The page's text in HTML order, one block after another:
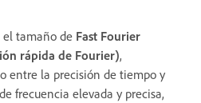
el tamaño de Fast Fourier
rápida de Fourier),
entre la precisión de tiempo y
frecuencia elevada y precisa,